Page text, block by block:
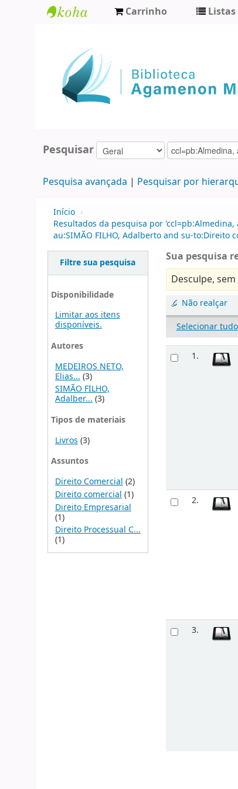
Agamenon
Magalhães
Carrinho Listas
Pesquisar
Pesquisa avançada Pesquisar por
Início ›
Resultados da pesquisa por
au:SIMÃO FILHO, Adalberto and su-to:Direito
Filtre sua pesquisa
Disponibilidade
Limitar aos itens
disponíveis.
Autores
MEDEIROS NETO,
Elias... (3)
SIMÃO FILHO,
Adalber...(3)
Tipos de materiais
Livros (3)
Assuntos
Direito Comercial (2)
Direito comercial (1)
Direito Empresarial
(1)
Direito Processual C...
(1)
Sua pesquisa
Desculpe,
Não realçar
Selecionar tudo
1.
2.
3.